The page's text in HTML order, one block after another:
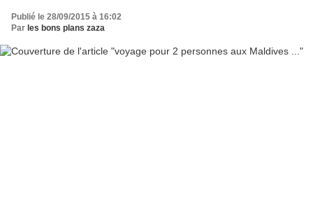
Publié le 28/09/2015 à 16:02
Par les bons plans zaza